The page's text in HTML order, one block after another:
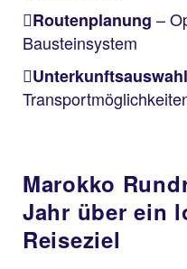
Routenplanung –
Bausteinsystem
Unterkunftsauswahl
Marokko
Jahr über ein
Reiseziel